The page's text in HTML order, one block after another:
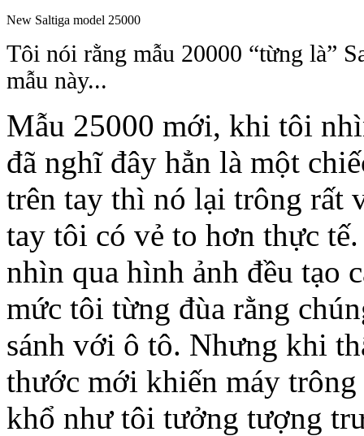
New Saltiga model 25000
Tôi nói rằng mẫu 20000 “từng là”
mẫu này...
Mẫu 25000 mới, khi tôi
đã nghĩ đây hẳn là một
trên tay thì nó lại trông rất
tay tôi có vẻ to hơn thực
nhìn qua hình ảnh đều tạo
mức tôi từng đùa rằng
sánh với ô tô. Nhưng khi
thước mới khiến máy trông
khổ như tôi tưởng tượng